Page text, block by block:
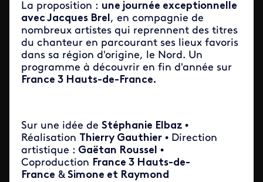
La proposition : une journée exceptionnelle
avec Jacques Brel, en compagnie de
nombreux artistes qui reprennent des titres
du chanteur en parcourant ses lieux favoris
dans sa région d'origine, le Nord. Un
programme à découvrir en fin d'année sur
France 3 Hauts-de-France.
Sur une idée de Stéphanie Elbaz •
Réalisation Thierry Gauthier • Direction
artistique : Gaëtan Roussel •
Coproduction France 3 Hauts-de-
France &Simone et Raymond